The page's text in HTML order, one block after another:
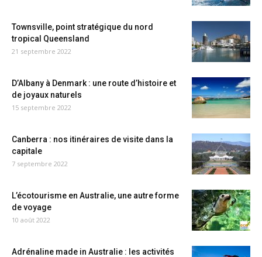
Townsville, point stratégique du nord
tropical Queensland
21 septembre 2022
D’Albany à Denmark : une route d’histoire et
de joyaux naturels
15 septembre 2022
Canberra : nos itinéraires de visite dans la
capitale
7 septembre 2022
L’écotourisme en Australie, une autre forme
de voyage
10 août 2022
Adrénaline made in Australie : les activités